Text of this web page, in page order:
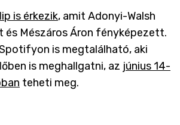
is érkezik, amit Adonyi-Walsh
és Mészáros Áron fényképezett.
is megtalálható, aki
is meghallgatni, az június 14-
teheti meg.